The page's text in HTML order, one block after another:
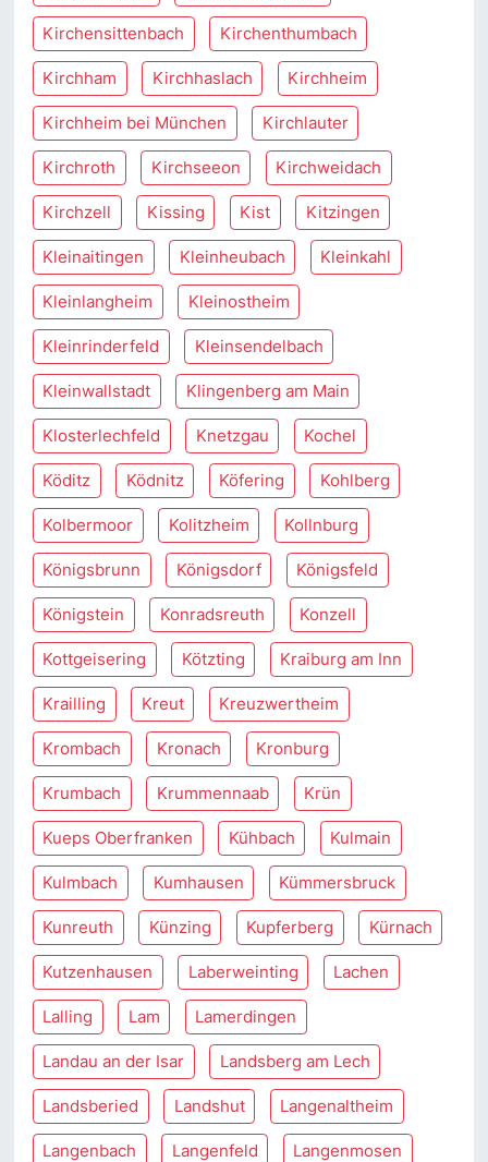
Kirchensittenbach Kirchenthumbach
Kirchham Kirchhaslach Kirchheim
Kirchheim bei München Kirchlauter
Kirchroth Kirchseeon Kirchweidach
Kirchzell Kissing Kist Kitzingen
Kleinaitingen Kleinheubach Kleinkahl
Kleinlangheim Kleinostheim
Kleinrinderfeld Kleinsendelbach
Kleinwallstadt Klingenberg am Main
Klosterlechfeld Knetzgau Kochel
Köditz Ködnitz Köfering Kohlberg
Kolbermoor Kolitzheim Kollnburg
Königsbrunn Königsdorf Königsfeld
Königstein Konradsreuth Konzell
Kottgeisering Kötzting Kraiburg am Inn
Krailling Kreut Kreuzwertheim
Krombach Kronach Kronburg
Krumbach Krummennaab Krün
Kueps Oberfranken Kühbach Kulmain
Kulmbach Kumhausen Kümmersbruck
Kunreuth Künzing Kupferberg Kürnach
Kutzenhausen Laberweinting Lachen
Lalling Lam Lamerdingen
Landau an der Isar Landsberg am Lech
Landsberied Landshut Langenaltheim
Langenbach Langenfeld Langenmosen